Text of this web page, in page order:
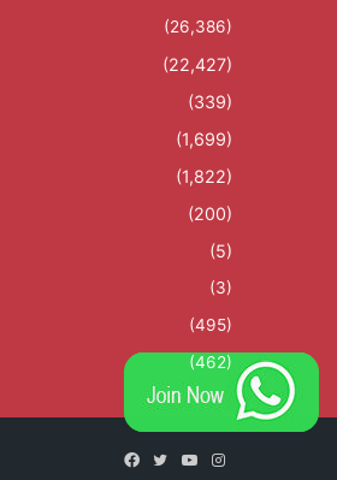
(26,386)
(22,427)
(339)
(1,699)
(1,822)
(200)
(5)
(3)
(495)
(462)
Facebook
TwitterYouTubeInstagram